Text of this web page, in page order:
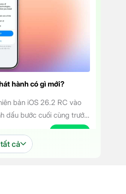
hành có gì mới?
bản iOS 26.2 RC vào
dấu bước cuối cùng trước
tay người dùng. Phiên bản
vị, tập trung vào việc
[…]
04.12.2025
cả